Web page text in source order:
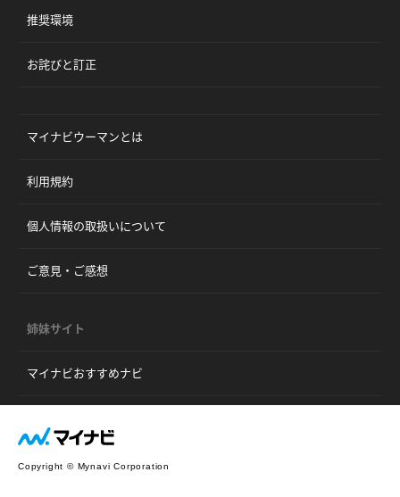
推奨環境
お詫びと訂正
マイナビウーマンとは
利用規約
個人情報の取扱いについて
ご意見・ご感想
姉妹サイト
マイナビおすすめナビ
Copyright © Mynavi Corporation